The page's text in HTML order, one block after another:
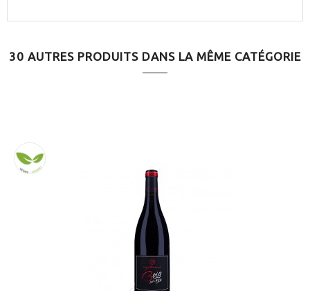
30 AUTRES PRODUITS DANS LA MÊME CATÉGORIE